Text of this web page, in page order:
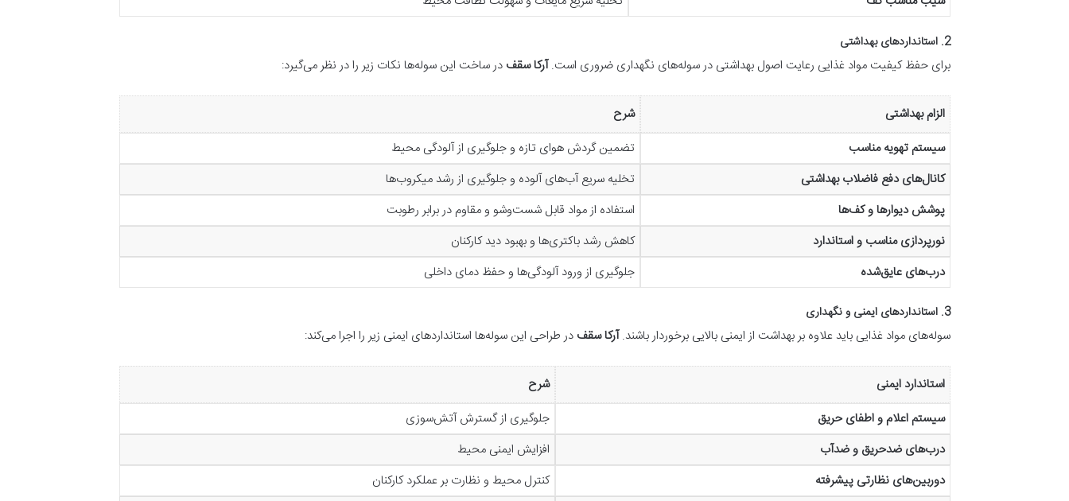
2. استانداردهای بهداشتی
برای حفظ کیفیت مواد غذایی رعایت اصول بهداشتی در سوله‌های نگهداری ضروری است.آرکا سقف در ساخت این سوله‌ها نکات زیر را در نظر می‌گیرد:
الزام بهداشتی
شرح
سیستم تهویه مناسب
تضمین گردش هوای تازه و جلوگیری از آلودگی محیط
کانال‌های دفع فاضلاب بهداشتی
تخلیه سریع آب‌های آلوده و جلوگیری از رشد میکروب‌ها
پوشش دیوارها و کف‌ها
استفاده از مواد قابل شست‌وشو و مقاوم در برابر رطوبت
نورپردازی مناسب و استاندارد
کاهش رشد باکتری‌ها و بهبود دید کارکنان
درب‌های عایق‌شده
جلوگیری از ورود آلودگی‌ها و حفظ دمای داخلی
3. استانداردهای ایمنی و نگهداری
سوله‌های مواد غذایی باید علاوه بر بهداشت از ایمنی بالایی برخوردار باشند.آرکا سقف در طراحی این سوله‌ها استانداردهای ایمنی زیر را اجرا می‌کند:
استاندارد ایمنی
شرح
سیستم اعلام و اطفای حریق
جلوگیری از گسترش آتش‌سوزی
درب‌های ضدحریق و ضدآب
افزایش ایمنی محیط
دوربین‌های نظارتی پیشرفته
کنترل محیط و نظارت بر عملکرد کارکنان